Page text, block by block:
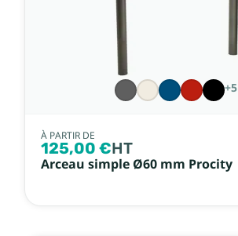
+5
À PARTIR DE
125,00 €HT
Arceau simple Ø60 mm Procity